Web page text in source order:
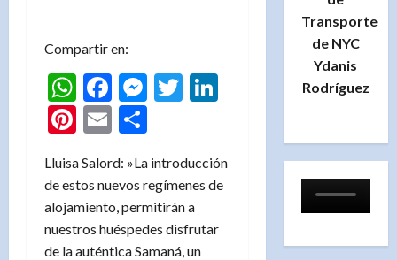
Compartir en:
WhatsApp
Facebook
Messenger
TwitterLinkedIn
Pinterest
Email
Lluisa Salord: »La introducción
de estos nuevos regímenes de
alojamiento, permitirán a
nuestros huéspedes disfrutar
de la auténtica Samaná, un
Transporte
de NYC
Ydanis
Rodríguez